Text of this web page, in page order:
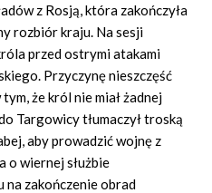
z Rosją, która zakończyła
rozbiór kraju. Na sesji
przed ostrymi atakami
Przyczynę nieszczęść
że król nie miał żadnej
Targowicy tłumaczył troską
aby prowadzić wojnę z
o wiernej służbie
na zakończenie obrad